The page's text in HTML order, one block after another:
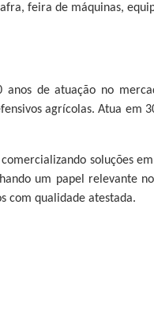
feira de máquinas,
de atuação no
agrícolas. Atua em
soluções
um papel relevante
com qualidade atestada.